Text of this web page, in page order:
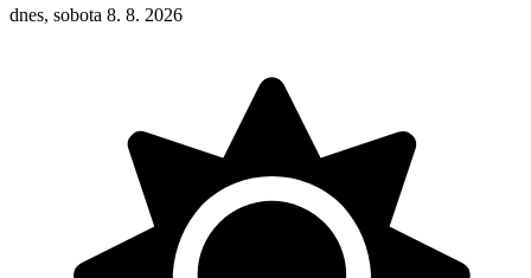
dnes, sobota 8. 8. 2026